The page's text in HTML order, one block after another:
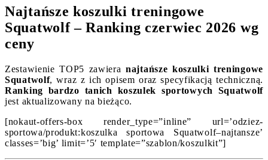
Najtańsze koszulki treningowe
Squatwolf – Ranking czerwiec 2026 wg
ceny
Zestawienie TOP5 zawieranajtańsze koszulki treningowe
Squatwolf, wraz z ich opisem oraz specyfikacją techniczną.
Ranking bardzo tanich koszulek sportowych Squatwolf
jest aktualizowany na bieżąco.
[nokaut-offers-box render_type=”inline” url=’odziez-
sportowa/produkt:koszulka sportowa Squatwolf–najtansze’
classes=’big’ limit=’5′ template=”szablon/koszulkit”]